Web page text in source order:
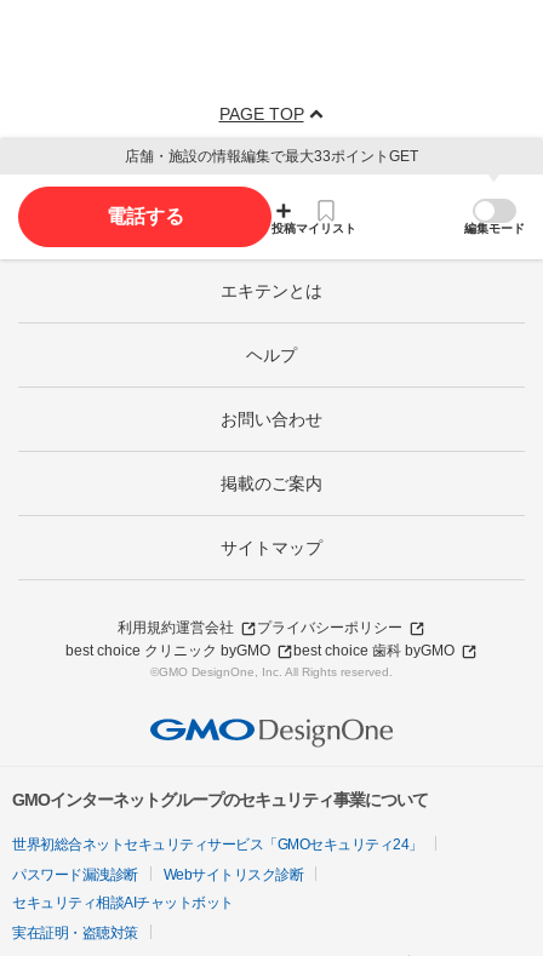
PAGE TOP
店舗・施設の情報編集で最大33ポイントGET
電話する
投稿マイリスト 編集モード
エキテンとは
ヘルプ
お問い合わせ
掲載のご案内
サイトマップ
利用規約運営会社
プライバシーポリシー
best choice クリニック byGMO
best choice 歯科 byGMO
©GMO DesignOne, Inc. All Rights reserved.
GMOインターネットグループのセキュリティ事業について
世界初総合ネットセキュリティサービス「GMOセキュリティ24」
パスワード漏洩診断
Webサイトリスク診断
セキュリティ相談AIチャットボット
実在証明・盗聴対策